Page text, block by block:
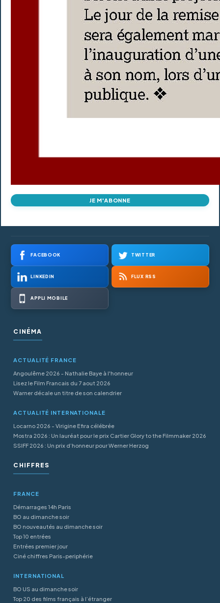
JE M'ABONNE
FACEBOOK TWITTER
LINKEDIN FLUX RSS
APPLI MOBILE
CINÉMA
ACTUALITÉ FRANCE
Angoulême 2026 - Nathalie Baye à l'honneur
Lisez le Film Francais du 7 aout 2026
Warner décale un titre de son calendrier
ACTUALITÉ INTERNATIONALE
Locarno 2026 - Virigine Efira célébrée
Mostra 2026 : Un lauréat pour le prix Cartier Glory to the Filmmaker 2026
SSIFF 2026 : Un prix d’honneur pour Werner Herzog
CHIFFRES
FRANCE
Démarrages 14h Paris
BO au dimanche soir
BO nouveautés au dimanche soir
Top 10 entrées
Entrées premier jour
Ciné chiffres Paris-periphérie
INTERNATIONAL
BO US au dimanche soir
Top 20 des films français à l’étranger